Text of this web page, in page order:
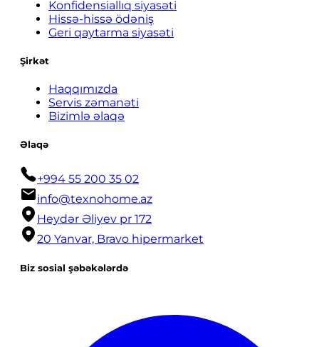
Konfidensiallıq siyasəti
Hissə-hissə ödəniş
Geri qaytarma siyasəti
Şirkət
Haqqımızda
Servis zəmanəti
Bizimlə əlaqə
Əlaqə
+994 55 200 35 02
info@texnohome.az
Heydər Əliyev pr 172
20 Yanvar, Bravo hipermarket
Biz sosial şəbəkələrdə